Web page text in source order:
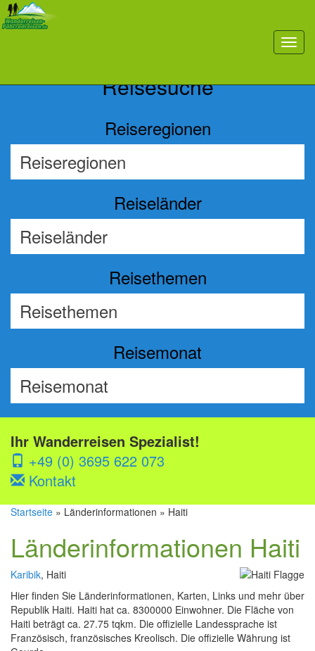
toggle
Reisesuche
Reiseregionen
Reiseländer
Reisethemen
Reisemonat
Ihr Wanderreisen Spezialist!
+49 (0) 3695 622 073
Kontakt
Startseite » Länderinformationen » Haiti
Länderinformationen Haiti
Karibik, Haiti
Hier finden Sie Länderinformationen, Karten, Links und mehr über
Republik Haiti. Haiti hat ca. 8300000 Einwohner. Die Fläche von
Haiti beträgt ca. 27.75 tqkm. Die offizielle Landessprache ist
Französisch, französisches Kreolisch. Die offizielle Währung ist